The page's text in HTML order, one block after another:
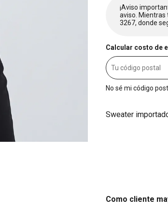
¡Aviso
aviso. Mientras
3267, donde
Calcular costo de
No sé mi código
Sweater
Como cliente